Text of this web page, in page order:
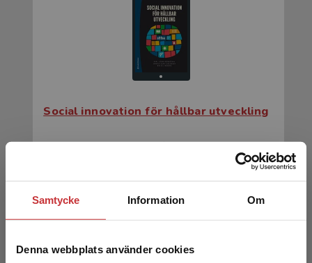
Samtycke Information Om
Denna webbplats använder cookies
Social innovation för hållbar utveckling
Bonnedahl, Karl Johan m.fl. (red.)
Exkl. moms: 188 kr